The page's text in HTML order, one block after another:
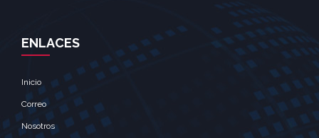
ENLACES
Inicio
Correo
Nosotros